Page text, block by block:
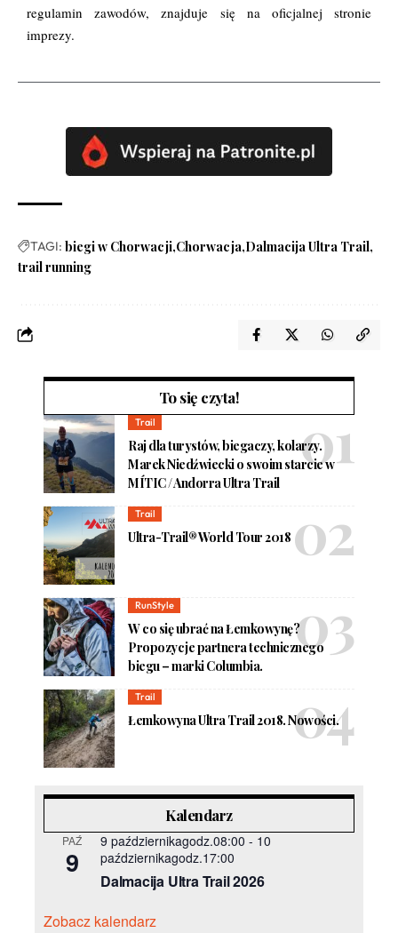
regulamin zawodów, znajduje się na oficjalnej stronie
imprezy.
TAGI: biegi w Chorwacji Chorwacja Dalmacija Ultra Trail
trail running
To się czyta!
Trail
Raj dla turystów, biegaczy, kolarzy.
Marek Niedźwiecki o swoim starcie w
MÍTIC / Andorra Ultra Trail
Trail
Ultra-Trail® World Tour 2018
RunStyle
W co się ubrać na Łemkowynę?
Propozycje partnera technicznego
biegu – marki Columbia.
Trail
Łemkowyna Ultra Trail 2018. Nowości.
Kalendarz
PAŹ
9
9 październikagodz.08:00 - 10
październikagodz.17:00
Dalmacija Ultra Trail 2026
Zobacz kalendarz